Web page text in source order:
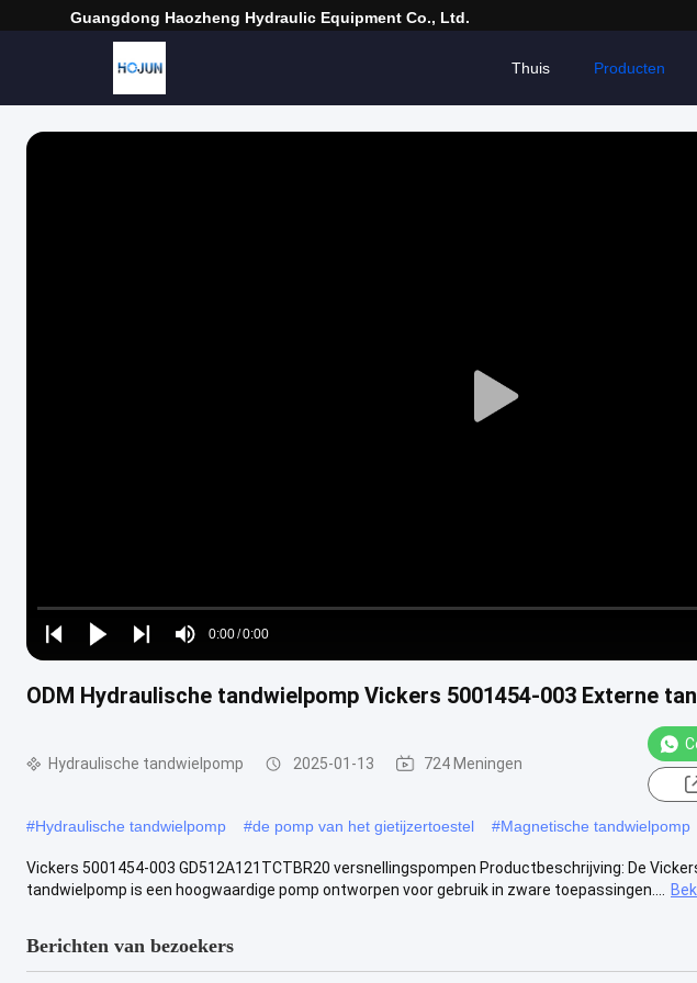
Guangdong Haozheng Hydraulic Equipment Co., Ltd.
Thuis Producten
Play
Play
Play
Play
Mute
Time
0:00/0:00
Loaded:
0%
ODM Hydraulische tandwielpomp Vickers 5001454-003 Externe
Hydraulische tandwielpomp 2025-01-13 724 Meningen
#Hydraulische tandwielpomp #de pomp van het gietijzertoestel #Magnetische tandwielpomp
Vickers 5001454-003 GD512A121TCTBR20 versnellingspompen Productbeschrijving: De
tandwielpomp is een hoogwaardige pomp ontworpen voor gebruik in zware toepassingen....
Berichten van bezoekers